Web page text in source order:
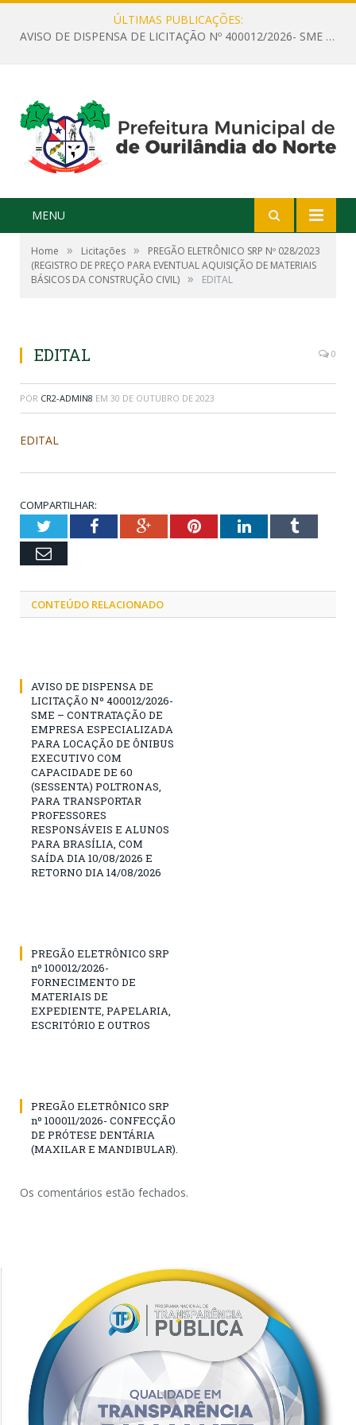
ÚLTIMAS PUBLICAÇÕES:
AVISO DE DISPENSA DE LICITAÇÃO Nº 400012/2026- SME – CONTRATAÇÃO DE EMPRESA ESPECIALIZADA PARA LOCAÇÃO DE ÔNIBUS EXECUTIVO COM CAPACIDADE DE 60 (SESSENTA) POLTRONAS, PARA TRANSPORTAR PROFESSORES RESPONSÁVEIS E ALUNOS PARA BRASÍLIA, COM SAÍDA DIA 10/08/2026 E RETORNO DIA 14/08/2026
MENU
Home » Licitações »
PREGÃO ELETRÔNICO SRP Nº 028/2023
(REGISTRO DE PREÇO PARA EVENTUAL AQUISIÇÃO DE MATERIAIS
BÁSICOS DA CONSTRUÇÃO CIVIL) » EDITAL
EDITAL 0
POR CR2-ADMIN8 EM 30 DE OUTUBRO DE 2023
EDITAL
COMPARTILHAR:
TwitterFacebookGoogle+PinterestLinkedInTumblr
Email
CONTEÚDO RELACIONADO
AVISO DE DISPENSA DE
LICITAÇÃO Nº 400012/2026-
SME – CONTRATAÇÃO DE
EMPRESA ESPECIALIZADA
PARA LOCAÇÃO DE ÔNIBUS
EXECUTIVO COM
CAPACIDADE DE 60
(SESSENTA) POLTRONAS,
PARA TRANSPORTAR
PROFESSORES
RESPONSÁVEIS E ALUNOS
PARA BRASÍLIA, COM
SAÍDA DIA 10/08/2026 E
RETORNO DIA 14/08/2026
PREGÃO ELETRÔNICO SRP
nº 100012/2026-
FORNECIMENTO DE
MATERIAIS DE
EXPEDIENTE, PAPELARIA,
ESCRITÓRIO E OUTROS
PREGÃO ELETRÔNICO SRP
nº 100011/2026- CONFECÇÃO
DE PRÓTESE DENTÁRIA
(MAXILAR E MANDIBULAR).
Os comentários estão fechados.